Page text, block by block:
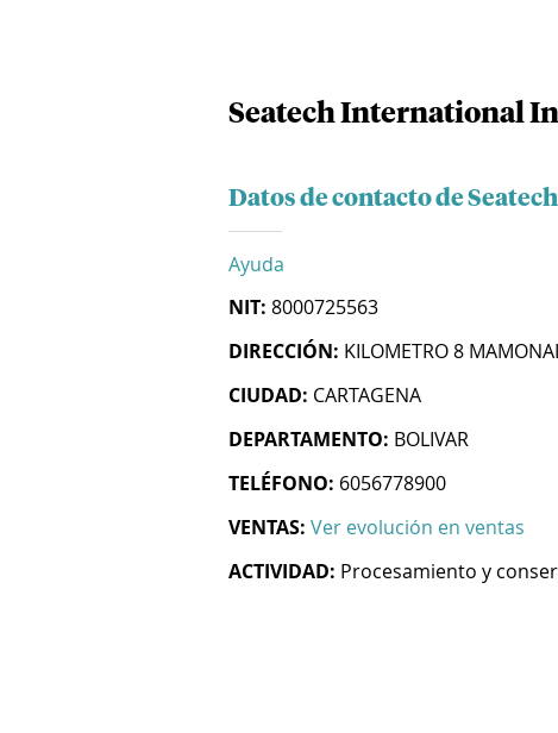
Seatech International
Datos de contacto de
Ayuda
NIT: 8000725563
DIRECCIÓN: KILOMETRO 8
CIUDAD: CARTAGENA
DEPARTAMENTO: BOLIVAR
TELÉFONO: 6056778900
VENTAS: Ver evolución en ventas
ACTIVIDAD: Procesamiento y